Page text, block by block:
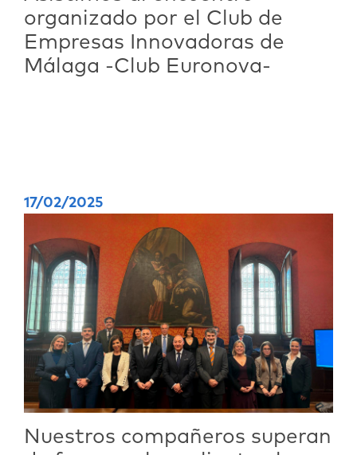
organizado por el Club de
Empresas Innovadoras de
Málaga -Club Euronova-
17/02/2025
Nuestros compañeros superan